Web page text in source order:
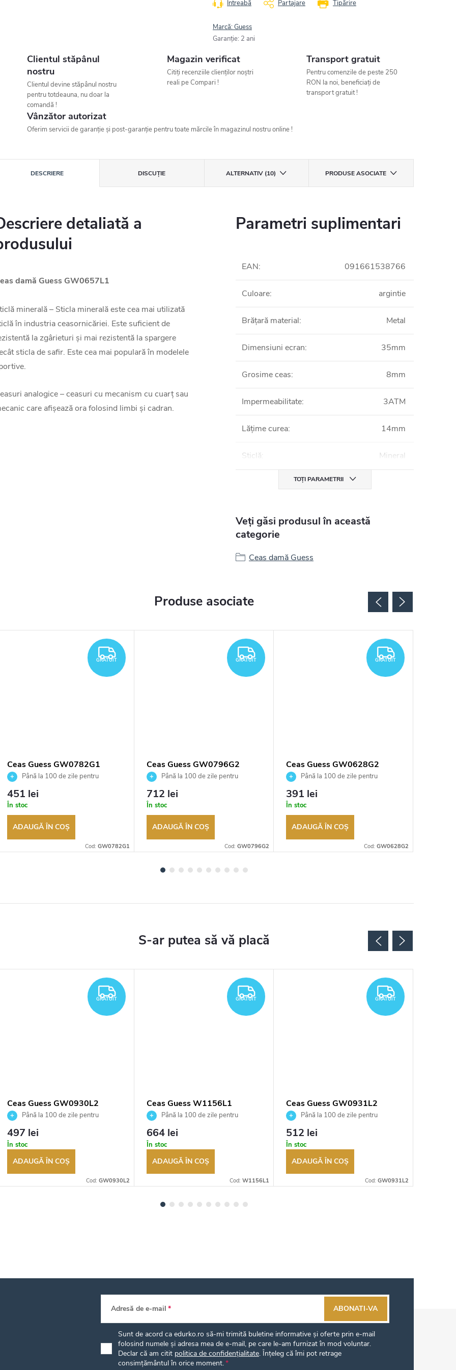
Tipărire
Întreabă Partajare
Marcă:Guess
Garanţie: 2 ani
Clientul stăpânul
nostru
Clientul devine stăpânul nostru
pentru totdeauna, nu doar la
comandă !
Magazin verificat
Citiți recenziile clienților noștri
reali pe Compari !
Transport gratuit
Pentru comenzile de peste 250
RON la noi, beneficiați de
transport gratuit !
Vânzător autorizat
Oferim servicii de garanție și post-garanție pentru toate mărcile în magazinul nostru online !
DESCRIERE DISCUŢIE ALTERNATIV (10) PRODUSE ASOCIATE
detaliată a
damă Guess GW0657L1
minerală – Sticla minerală este cea mai utilizată
în industria ceasornicăriei. Este suficient de
la zgârieturi și mai rezistentă la spargere
sticla de safir. Este cea mai populară în modelele
analogice – ceasuri cu mecanism cu cuarț sau
care afișează ora folosind limbi și cadran.
Parametri suplimentari
EAN: 091661538766
Culoare: argintie
Brățară material: Metal
Dimensiuni ecran: 35mm
Grosime ceas: 8mm
Impermeabilitate: 3ATM
Lățime curea: 14mm
Sticlă: Mineral
TOȚI PARAMETRII
Veți găsi produsul în această
categorie
Ceas damă Guess
Produse asociate
GRATUIT
GRATUIT
Ceas Guess GW0782G1
Până la 100 de zile pentru
returnarea bunurilor. Vânzător
autorizat
451 lei
În stoc
ADAUGĂ ÎN COŞ
Cod: GW0782G1
GRATUIT
GRATUIT
Ceas Guess GW0796G2
Până la 100 de zile pentru
returnarea bunurilor. Vânzător
autorizat
712 lei
În stoc
ADAUGĂ ÎN COŞ
Cod: GW0796G2
GRATUIT
GRATUIT
Ceas Guess GW0628G2
Până la 100 de zile pentru
returnarea bunurilor. Vânzător
autorizat
391 lei
În stoc
ADAUGĂ ÎN COŞ
Cod: GW0628G2
GRATUIT
GRATUIT
Ceas Guess GW0930L2
Până la 100 de zile pentru
returnarea bunurilor. Vânzător
autorizat
497 lei
În stoc
ADAUGĂ ÎN COŞ
Cod: GW0930L2
GRATUIT
GRATUIT
Ceas Guess W1156L1
Până la 100 de zile pentru
returnarea bunurilor. Vânzător
autorizat
664 lei
În stoc
ADAUGĂ ÎN COŞ
Cod: W1156L1
GRATUIT
GRATUIT
Ceas Guess GW0931L2
Până la 100 de zile pentru
returnarea bunurilor. Vânzător
autorizat
512 lei
În stoc
ADAUGĂ ÎN COŞ
Cod: GW0931L2
Adresă de e-mail
Sunt de acord ca edurko.ro să-mi trimită buletine informative și oferte prin e-mail
folosind numele și adresa mea de e-mail, pe care le-am furnizat în mod voluntar.
Declar că am citit politica de confidențialitate. Înțeleg că îmi pot retrage
consimțământul în orice moment.
ABONATI-VA